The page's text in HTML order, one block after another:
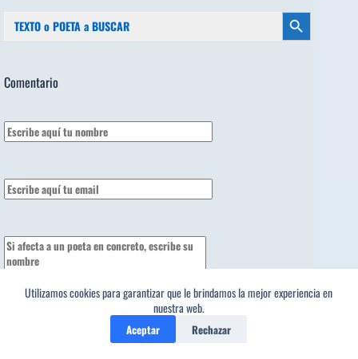
Utilizamos cookies para garantizar que le brindamos la mejor experiencia en
nuestra web.
Aceptar Rechazar
Botón de búsqueda
Comentario